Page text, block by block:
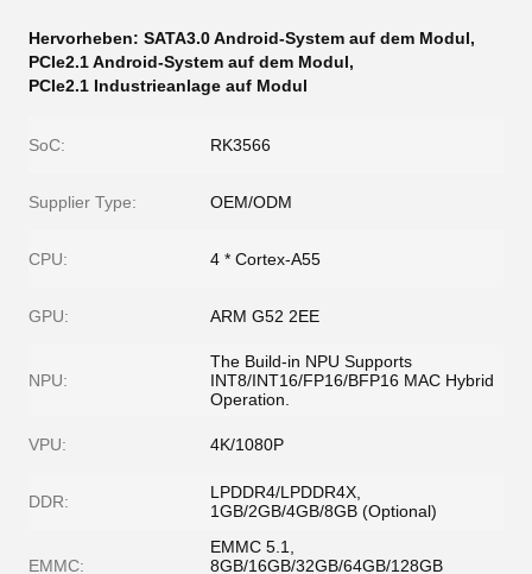
Hervorheben: SATA3.0 Android-System auf dem Modul,
PCIe2.1 Android-System auf dem Modul,
PCIe2.1 Industrieanlage auf Modul
SoC: RK3566
Supplier Type: OEM/ODM
CPU: 4 * Cortex-A55
GPU: ARM G52 2EE
NPU:
The Build-in NPU Supports
INT8/INT16/FP16/BFP16 MAC Hybrid
Operation.
VPU: 4K/1080P
DDR:
LPDDR4/LPDDR4X,
1GB/2GB/4GB/8GB (Optional)
EMMC:
EMMC 5.1,
8GB/16GB/32GB/64GB/128GB